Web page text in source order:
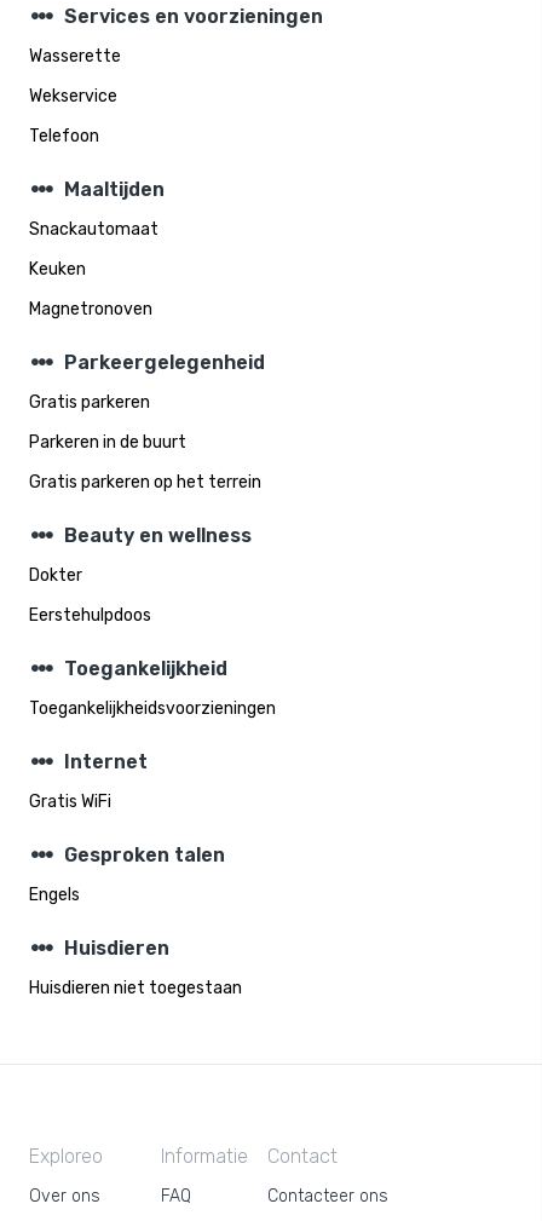
steppers Services en voorzieningen
Wasserette
Wekservice
Telefoon
steppers Maaltijden
Snackautomaat
Keuken
Magnetronoven
steppers Parkeergelegenheid
Gratis parkeren
Parkeren in de buurt
Gratis parkeren op het terrein
steppers Beauty en wellness
Dokter
Eerstehulpdoos
steppers Toegankelijkheid
Toegankelijkheidsvoorzieningen
steppers Internet
Gratis WiFi
steppers Gesproken talen
Engels
steppers Huisdieren
Huisdieren niet toegestaan
Exploreo
Over ons
Informatie
FAQ
Contact
Contacteer ons